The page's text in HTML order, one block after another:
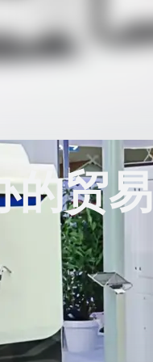
的贸